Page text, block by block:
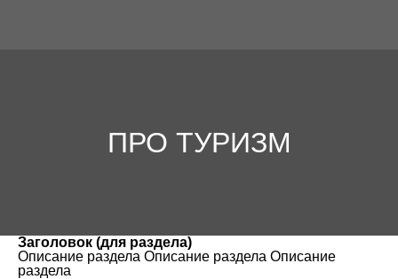
ПРО ТУРИЗМ
Заголовок (для раздела)
Описание раздела Описание раздела Описание
раздела